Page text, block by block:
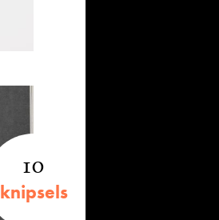
10
knipsels